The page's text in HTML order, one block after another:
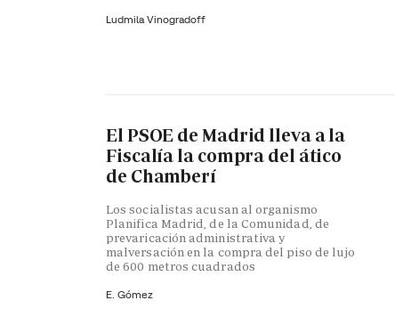
Ludmila Vinogradoff
El PSOE de Madrid lleva a la
Fiscalía la compra del ático
de Chamberí
Los socialistas acusan al organismo
Planifica Madrid, de la Comunidad, de
prevaricación administrativa y
malversación en la compra del piso de lujo
de 600 metros cuadrados
E. Gómez